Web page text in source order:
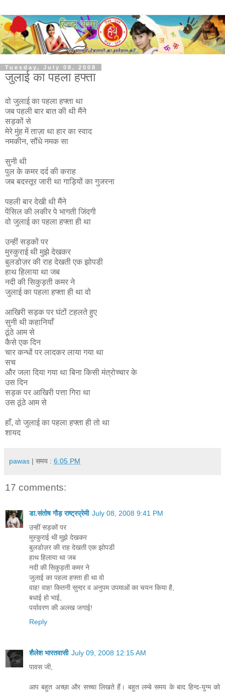
Tuesday, July 08, 2008
जुलाई का पहला हफ्ता
वो जुलाई का पहला हफ्ता था
जब पहली बार बात की थी मैंने
सड़कों से
मेरे मुंह में ताज़ा था हार का स्वाद
नमकीन, सौंधे नमक सा
सुनी थी
पुल के कमर दर्द की कराह
जब बदस्तूर जारी था गाड़ियों का गुजरना
पहली बार देखी थी मैंने
पेंसिल की लकीर पे भागती जिंदगी
वो जुलाई का पहला हफ्ता ही था
उन्हीं सड़कों पर
मुस्कुराई थी मुझे देखकर
बुलडोज़र की राह देखती एक झोपडी
हाथ हिलाया था जब
नदी की सिकुड़ती कमर ने
जुलाई का पहला हफ्ता ही था वो
आखिरी सड़क पर घंटों टहलते हुए
सुनी थी कहानियाँ
ठूंठे आम से
कैसे एक दिन
चार कन्धों पर लादकर लाया गया था
सच
और जला दिया गया था बिना किसी मंत्रोच्चार के
उस दिन
सड़क पर आखिरी पत्ता गिरा था
उस ठूंठे आम से
हाँ, वो जुलाई का पहला हफ्ता ही तो था
शायद
pawas | समय : 6:05 PM
17 comments:
डा.संतोष गौड़ राष्ट्रप्रेमी July 08, 2008 9:41 PM
उन्हीं सड़कों पर
मुस्कुराई थी मुझे देखकर
बुलडोज़र की राह देखती एक झोपडी
हाथ हिलाया था जब
नदी की सिकुड़ती कमर ने
जुलाई का पहला हफ्ता ही था वो
वाह! वाह! कितनी सुन्दर व अनुपम उपमाओं का चयन किया है,
बधाई हो भाई,
पर्यावरण की अलख जगाई!
Reply
शैलेश भारतवासी July 09, 2008 12:15 AM
पावस जी,
आप बहुत अच्छा और सच्चा लिखते हैं। बहुत लम्बे समय के बाद हिन्द-युग्म को